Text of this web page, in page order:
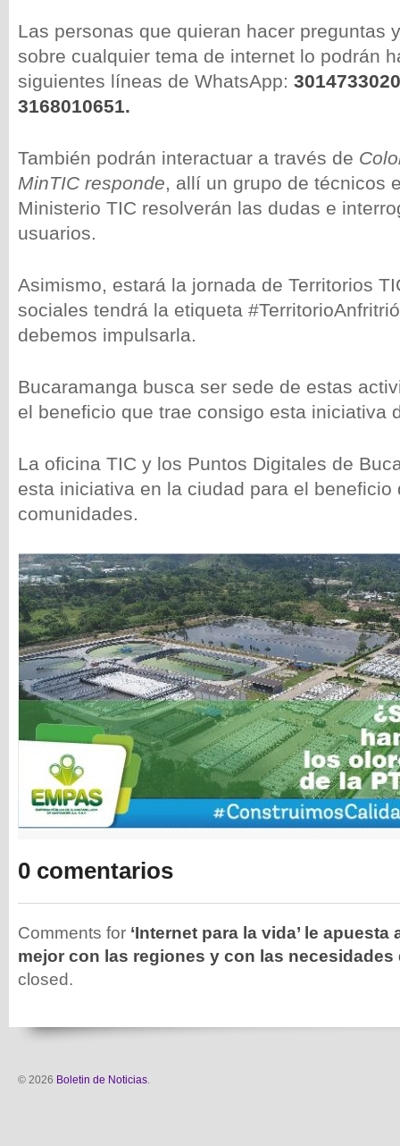
Las personas que quieran hacer preguntas
sobre cualquier tema de internet lo podrán
siguientes líneas de WhatsApp:
3168010651.
También podrán interactuar a través de
MinTIC responde, allí un grupo de técnicos
Ministerio TIC resolverán las dudas e
usuarios.
Asimismo, estará la jornada de Territorios
sociales tendrá la etiqueta
debemos impulsarla.
Bucaramanga busca ser sede de estas
el beneficio que trae consigo esta iniciativa
La oficina TIC y los Puntos Digitales de
esta iniciativa en la ciudad para el beneficio
comunidades.
0 comentarios
Comments for ‘Internet para la vida’ le
mejor con las regiones y con las necesidades
closed.
© 2026 Boletin de Noticias.